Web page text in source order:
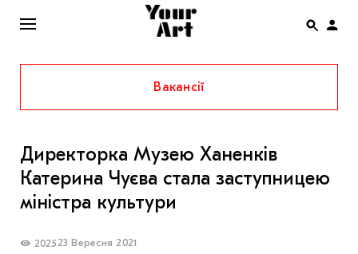
ENG
НОВИНИ
АФІША
ІНТЕРВ’Ю
Вакансії
Директорка Музею Ханенків
Катерина Чуєва стала заступницею
міністра культури
2025 23 Вересня 2021